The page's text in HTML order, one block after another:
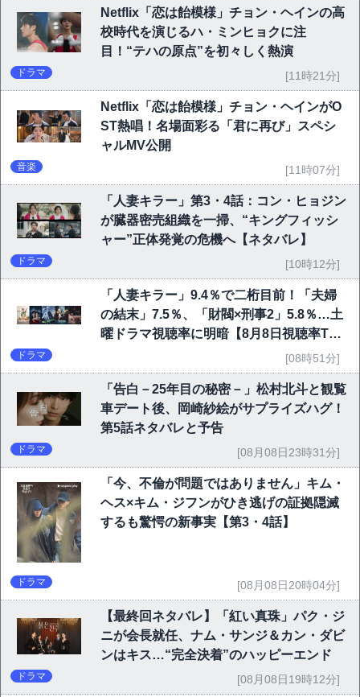
Netflix「恋は飴模様」チョン・ヘインの高
校時代を演じるハ・ミンヒョクに注
目！“テハの原点”を初々しく熱演
ドラマ [11時21分]
Netflix「恋は飴模様」チョン・ヘインがO
ST熱唱！名場面彩る「君に再び」スペシ
ャルMV公開
音楽 [11時07分]
「人妻キラー」第3・4話：コン・ヒョジン
が臓器密売組織を一掃、“キングフィッシ
ャー”正体発覚の危機へ【ネタバレ】
ドラマ [10時12分]
「人妻キラー」9.4％で二桁目前！「夫婦
の結末」7.5％、「財閥×刑事2」5.8％…土
曜ドラマ視聴率に明暗【8月8日視聴率TO
ドラマ [08時51分]
「告白－25年目の秘密－」松村北斗と観覧
車デート後、岡崎紗絵がサプライズハグ！
第5話ネタバレと予告
ドラマ [08月08日23時31分]
「今、不倫が問題ではありません」キム・
ヘス×キム・ジフンがひき逃げの証拠隠滅
するも驚愕の新事実【第3・4話】
ドラマ [08月08日20時04分]
【最終回ネタバレ】「紅い真珠」パク・ジ
ニが会長就任、ナム・サンジ＆カン・ダビ
ンはキス…“完全決着”のハッピーエンド
ドラマ [08月08日19時12分]